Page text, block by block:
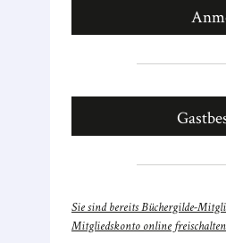
Sie sind bereits Büchergilde-
Mitgliedskonto online